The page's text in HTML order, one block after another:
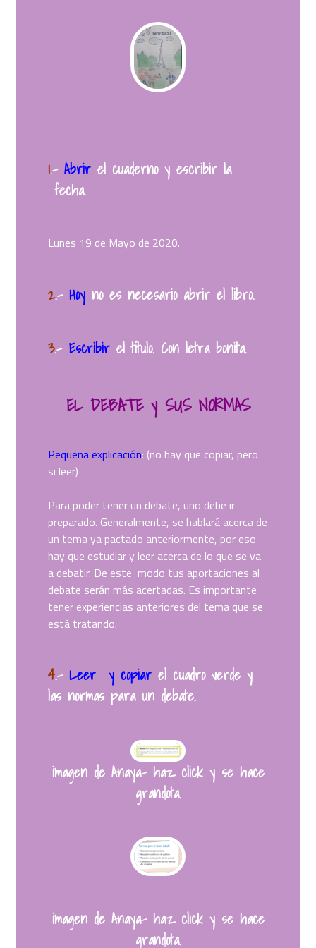
1.–Abrirel cuaderno y escribir la
fecha.
Lunes 19 de Mayo de 2020.
2.–Hoy no es necesario abrir el libro.
3.–Escribirel título. Con letra bonita.
EL DEBATE y SUS NORMAS
Pequeña explicación: (no hay que copiar, pero
si leer)
Para poder tener un debate, uno debe ir
preparado. Generalmente, se hablará acerca de
un tema ya pactado anteriormente, por eso
hay que estudiar y leer acerca de lo que se va
a debatir. De este modo tus aportaciones al
debate serán más acertadas. Es importante
tener experiencias anteriores del tema que se
está tratando.
4.–Leer y copiarel cuadro verde y
las normas para un debate.
imagen de Anaya- haz click y se hace
grandota.
imagen de Anaya- haz click y se hace
grandota.